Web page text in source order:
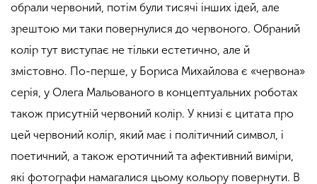
обрали червоний, потім були тисячі інших ідей, але
зрештою ми таки повернулися до червоного. Обраний
колір тут виступає не тільки естетично, але й
змістовно. По-перше, у Бориса Михайлова є «червона»
серія, у Олега Мальованого в концептуальних роботах
також присутній червоний колір. У книзі є цитата про
цей червоний колір, який має і політичний символ, і
поетичний, а також еротичний та афективний виміри,
які фотографи намагалися цьому кольору повернути. В